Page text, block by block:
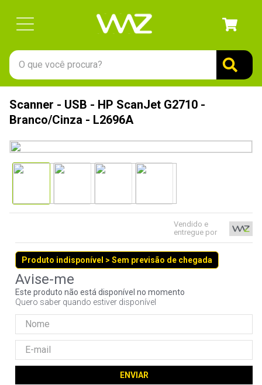
O que você procura?
Scanner - USB - HP ScanJet G2710 -
Branco/Cinza - L2696A
Vendido e
entregue por
Produto indisponível > Sem previsão de chegada
Este produto não está disponível no momento
Quero saber quando estiver disponível
ENVIAR
º
gabinete
3º
teclado
ssd
6º
mouse
8º
fractal
10º hd